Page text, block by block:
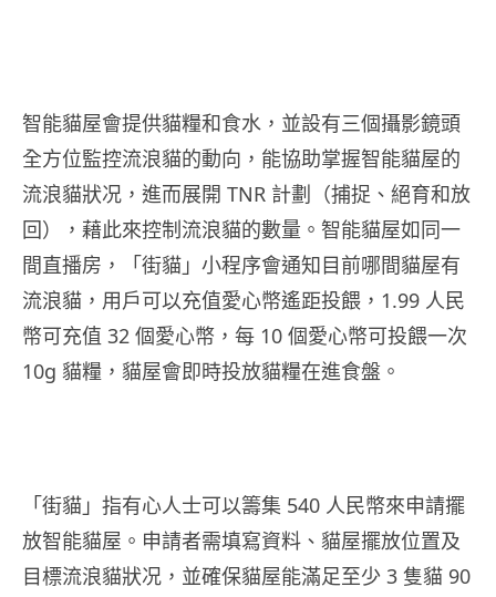
智能貓屋會提供貓糧和食水，並設有三個攝影鏡頭
全方位監控流浪貓的動向，能協助掌握智能貓屋的
流浪貓狀况，進而展開 TNR 計劃（捕捉、絕育和放
回），藉此來控制流浪貓的數量。智能貓屋如同一
間直播房，「街貓」小程序會通知目前哪間貓屋有
流浪貓，用戶可以充值愛心幣遙距投餵，1.99 人民
幣可充值 32 個愛心幣，每 10 個愛心幣可投餵一次
10g 貓糧，貓屋會即時投放貓糧在進食盤。
「街貓」指有心人士可以籌集 540 人民幣來申請擺
放智能貓屋。申請者需填寫資料、貓屋擺放位置及
目標流浪貓狀况，並確保貓屋能滿足至少 3 隻貓 90